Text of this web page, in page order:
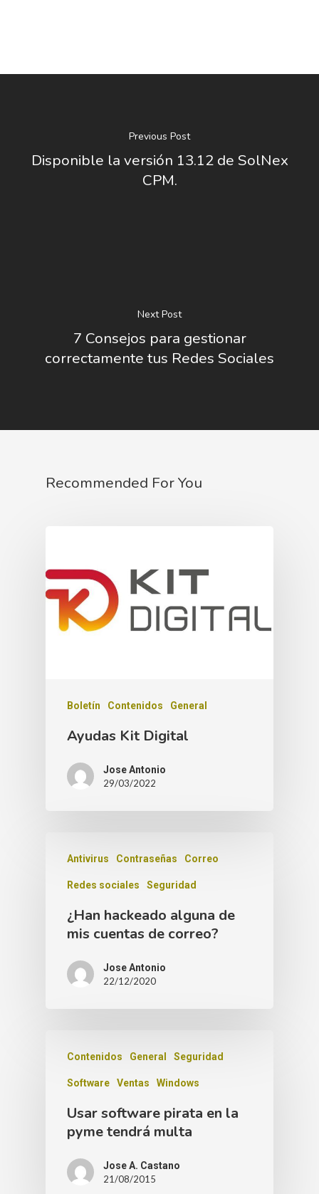
Previous Post
Disponible la versión 13.12 de SolNex
CPM.
Next Post
7 Consejos para gestionar
correctamente tus Redes Sociales
Recommended For You
Boletín Contenidos General
Ayudas Kit Digital
Jose Antonio
29/03/2022
Antivirus Contraseñas Correo
Redes sociales Seguridad
¿Han hackeado alguna de
mis cuentas de correo?
Jose Antonio
22/12/2020
Contenidos General Seguridad
Software Ventas Windows
Usar software pirata en la
pyme tendrá multa
Jose A. Castano
21/08/2015